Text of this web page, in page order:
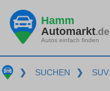
Hamm
Automarkt.de
Autos einfach finden
❯ SUCHEN ❯ SUV